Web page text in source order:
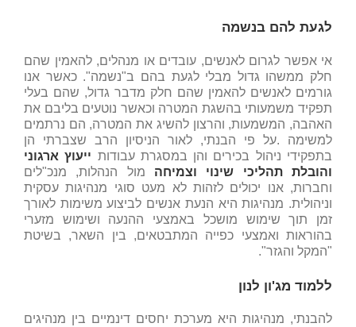
לגעת להם בנשמה
אי אפשר לגרום לאנשים, עובדים או מנהלים, להאמין שהם
חלק ממשהו גדול מבלי לגעת בהם ב"נשמה". כאשר אנו
גורמים לאנשים להאמין שהם חלק מדבר גדול, שהם בעלי
תפקיד משמעותי בהשגת המטרה וכאשר נוטעים בליבם את
האהבה, המשמעות, והרצון להשיג את המטרה, הם נרתמים
למשימה .על פי הבנתי, לאור הניסיון הרב שצברתי הן
בתפקידי ניהול בכירים והן במסגרת עבודות ייעוץ ארגוני
והובלת תהליכי שינוי וצמיחה מול הנהלות, מנכ"לים
וחברות, אנו יכולים לזהות לא מעט סוגי מנהיגות עסקית
וניהולית. מנהיגות היא הנעת אנשים לביצוע משימות לאורך
זמן תוך שימוש מושכל באמצעי ההנעה ושימוש מזערי
בהוראות ואמצעי כפייה המתבטאים, בין השאר, בשיטת
"המקל והגזר".
ללמוד מג'ון לנון
להבנתי, מנהיגות היא מערכת יחסים דינמיים בין מנהיגים